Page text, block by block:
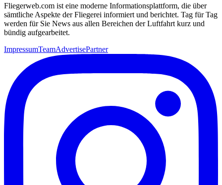
Fliegerweb.com ist eine moderne Informationsplattform, die über
sämtliche Aspekte der Fliegerei informiert und berichtet. Tag für Tag
werden für Sie News aus allen Bereichen der Luftfahrt kurz und
bündig aufgearbeitet.
ImpressumTeamAdvertisePartner